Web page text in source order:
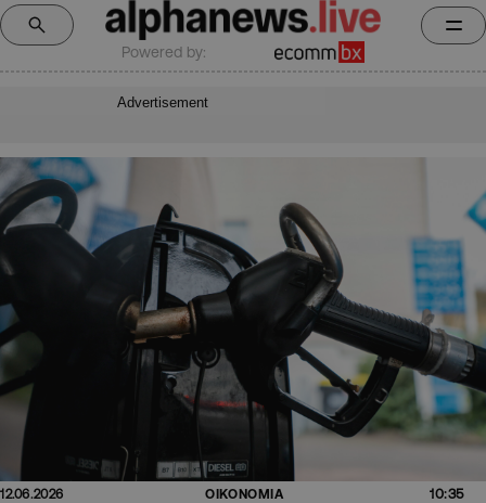
Powered by:
Advertisement
12.06.2026 ΟΙΚΟΝΟΜΙΑ 10:35